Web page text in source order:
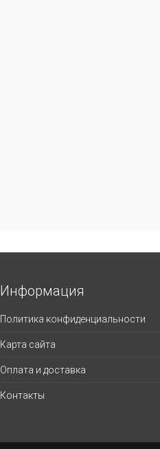
Информация
Политика конфиденциальности
Карта сайта
Оплата и доставка
Контакты